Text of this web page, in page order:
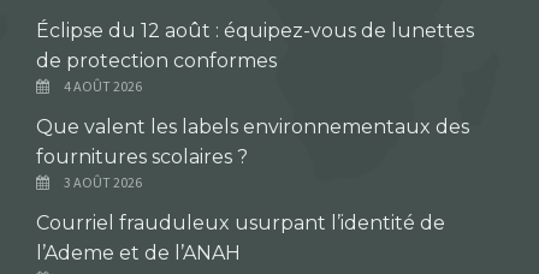
Éclipse du 12 août : équipez-vous de lunettes
de protection conformes
4 AOÛT 2026
Que valent les labels environnementaux des
fournitures scolaires ?
3 AOÛT 2026
Courriel frauduleux usurpant l’identité de
l’Ademe et de l’ANAH